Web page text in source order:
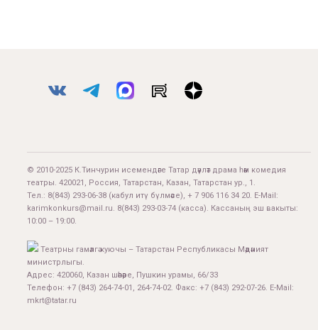
© 2010-2025 К.Тинчурин исемендәге Татар дәүләт драма һәм комедия
театры. 420021, Россия, Татарстан, Казан, Татарстан ур., 1.
Тел.: 8(843) 293-06-38 (кабул итү бүлмәсе), + 7 906 116 34 20. E-Mail:
karimkonkurs@mail.ru. 8(843) 293-03-74 (касса). Кассаның эш вакыты:
10:00 – 19:00.
Театрны гамәлгә куючы – Татарстан Республикасы Мәдәният
министрлыгы.
Адрес: 420060, Казан шәһәре, Пушкин урамы, 66/33
Телефон: +7 (843) 264-74-01, 264-74-02. Факс: +7 (843) 292-07-26. E-Mail:
mkrt@tatar.ru